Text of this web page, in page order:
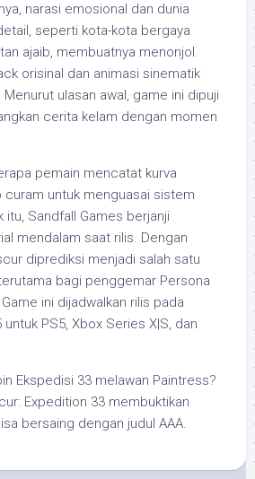
narasi emosional dan dunia
seperti kota-kota bergaya
ajaib, membuatnya menonjol.
orisinal dan animasi sinematik
ulasan awal, game ini dipuji
cerita kelam dengan momen
pemain mencatat kurva
curam untuk menguasai sistem
itu, Sandfall Games berjanji
mendalam saat rilis. Dengan
diprediksi menjadi salah satu
bagi penggemar Persona
ini dijadwalkan rilis pada
PS5, Xbox Series X|S, dan
Ekspedisi 33 melawan Paintress?
Expedition 33 membuktikan
bersaing dengan judul AAA.